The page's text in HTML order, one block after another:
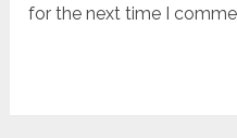
for the next time I